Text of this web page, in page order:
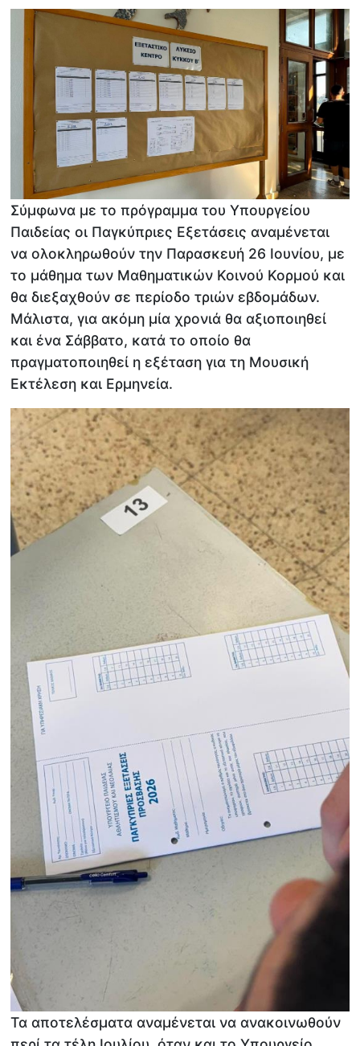
Σύμφωνα με το πρόγραμμα του Υπουργείου
Παιδείας οι Παγκύπριες Εξετάσεις αναμένεται
να ολοκληρωθούν την Παρασκευή 26 Ιουνίου, με
το μάθημα των Μαθηματικών Κοινού Κορμού και
θα διεξαχθούν σε περίοδο τριών εβδομάδων.
Μάλιστα, για ακόμη μία χρονιά θα αξιοποιηθεί
και ένα Σάββατο, κατά το οποίο θα
πραγματοποιηθεί η εξέταση για τη Μουσική
Εκτέλεση και Ερμηνεία.​
​​​Τα αποτελέσματα αναμένεται να ανακοινωθούν